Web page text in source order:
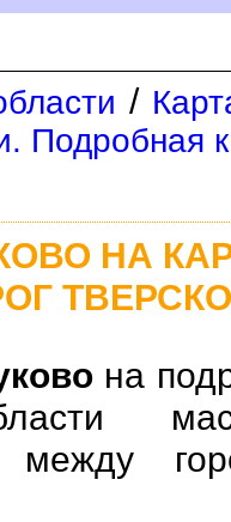
/
Подробная
НА
на
между